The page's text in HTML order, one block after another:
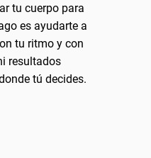
tu cuerpo para
es ayudarte a
tu ritmo y con
resultados
tú decides.